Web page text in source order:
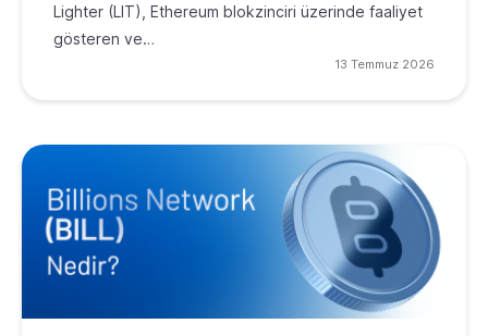
Lighter (LIT), Ethereum blokzinciri üzerinde faaliyet
gösteren ve…
13 Temmuz 2026